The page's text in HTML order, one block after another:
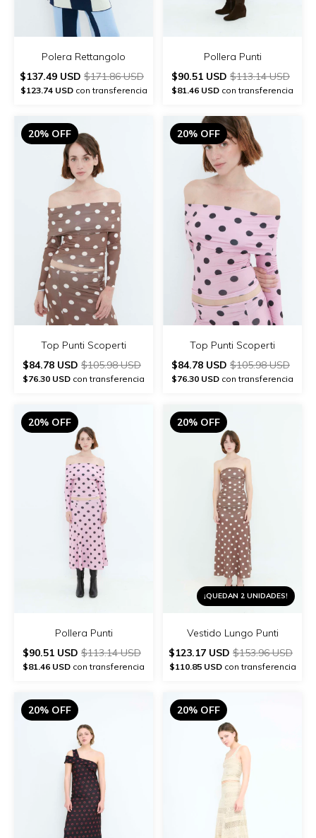
Polera Rettangolo
$137.49 USD $171.86 USD
$123.74 USDcon transferencia
Pollera Punti
$90.51 USD $113.14 USD
$81.46 USD con transferencia
20% OFF
Top Punti Scoperti
$84.78 USD $105.98 USD
$76.30 USD con transferencia
20% OFF
Top Punti Scoperti
$84.78 USD $105.98 USD
$76.30 USD con transferencia
20% OFF
Pollera Punti
$90.51 USD $113.14 USD
$81.46 USD con transferencia
20% OFF
¡QUEDAN 2 UNIDADES!
Vestido Lungo Punti
$123.17 USD $153.96 USD
$110.85 USDcon transferencia
20% OFF 20% OFF